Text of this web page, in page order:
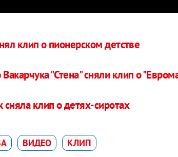
клип о пионерском детстве
"Стена" сняли клип о
клип о детях-сиротах
ВИДЕО КЛИП